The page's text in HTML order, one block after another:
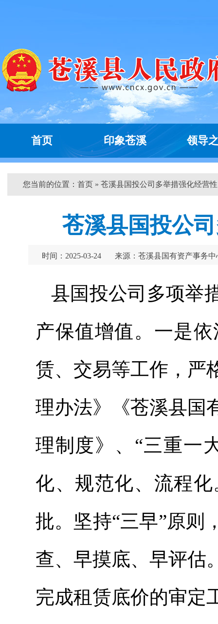
首页 印象苍溪 领导
您当前的位置： 首页 » 苍溪县国投公司多举措强化经营
苍溪县国投公
时间：2025-03-24 来源：苍溪县国有资产事务中
县国投公司多项举
产保值增值。一是
赁、交易等工作，严
理办法》《苍溪县国
理制度》、“三重一
化、规范化、流程
批。坚持“三早”原则
查、早摸底、早评估
完成租赁底价的审定